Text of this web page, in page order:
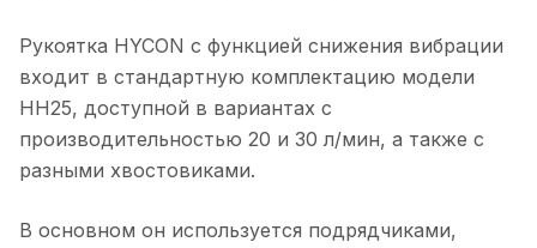
Рукоятка HYCON с функцией снижения вибрации
входит в стандартную комплектацию модели
HH25, доступной в вариантах с
производительностью 20 и 30 л/мин, а также с
разными хвостовиками.
В основном он используется подрядчиками,